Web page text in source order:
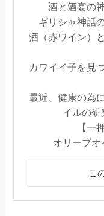
酒と酒宴の
ギリシャ神話
酒（赤ワイン）
カワイイ子を見
最近、健康の為
イルの研
【一
オリーブオ
こ